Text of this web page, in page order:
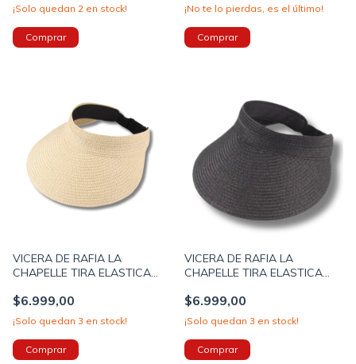
¡Solo quedan 2 en stock! ¡No te lo pierdas, es el último!
VICERA DE RAFIA LA
CHAPELLE TIRA ELASTICA
(12UO7465C)
$6.999,00
¡Solo quedan 3 en stock!
VICERA DE RAFIA LA
CHAPELLE TIRA ELASTICA
(12UO7465A)
$6.999,00
¡Solo quedan 3 en stock!